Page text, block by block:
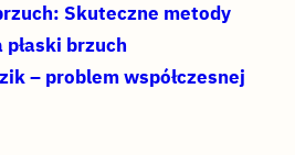
Skuteczne metody
brzuch
– problem współczesnej